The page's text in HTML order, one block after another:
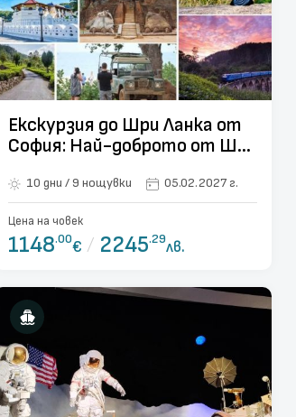
Екскурзия до Шри Ланка от
София: Най-доброто от Шри
10 дни / 9 нощувки 05.02.2027 г.
Цена на човек
1148.00€ / 2245.29лв.